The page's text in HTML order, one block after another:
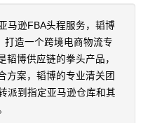
马逊FBA头程服务，韬博
打造一个跨境电商物流专
韬博供应链的拳头产品，
方案，韬博的专业清关团
派到指定亚马逊仓库和其